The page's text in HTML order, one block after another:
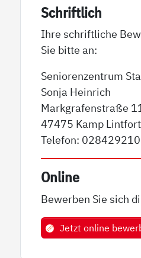
Schriftlich
Ihre schriftliche
Sie bitte an:
Seniorenzentrum
Sonja Heinrich
Markgrafenstraße
47475 Kamp Lintfort
Telefon: 028429210
Online
Bewerben Sie sich
Jetzt online